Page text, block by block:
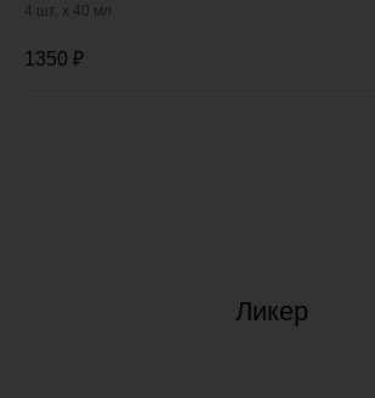
4 шт. х 40 мл
1350 ₽
Ликер